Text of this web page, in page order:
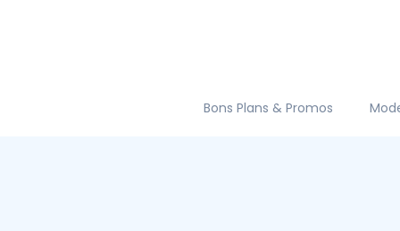
Bons Plans & Promos